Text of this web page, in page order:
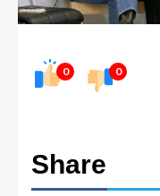
0 0
Share